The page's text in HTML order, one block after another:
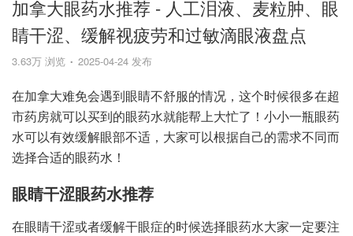
加拿大眼药水推荐 - 人工泪液、麦粒肿、眼
睛干涩、缓解视疲劳和过敏滴眼液盘点
3.63万 浏览 2025-04-24 发布
在加拿大难免会遇到眼睛不舒服的情况，这个时候很多在超
市药房就可以买到的眼药水就能帮上大忙了！小小一瓶眼药
水可以有效缓解眼部不适，大家可以根据自己的需求不同而
选择合适的眼药水！
眼睛干涩眼药水推荐
在眼睛干涩或者缓解干眼症的时候选择眼药水大家一定要注